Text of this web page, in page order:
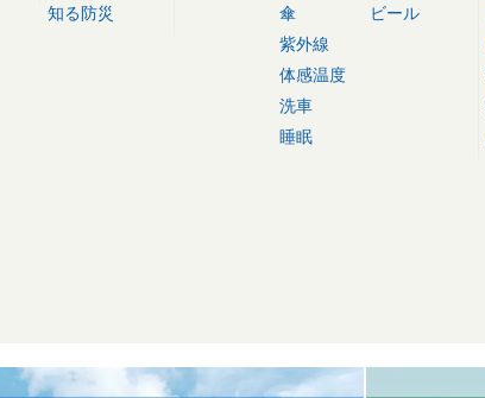
知る防災
傘
紫外線
体感温度
洗車
睡眠
ビール